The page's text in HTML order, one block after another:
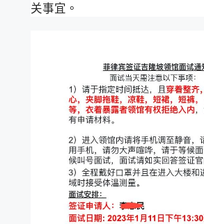
关事宜。